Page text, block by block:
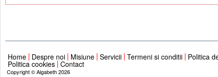
Home Despre noi Misiune Servicii Termeni si conditii Politica
Politica cookies Contact
Copyright © Algabeth 2026